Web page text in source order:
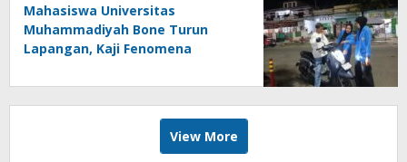
Mahasiswa Universitas
Muhammadiyah Bone Turun
Lapangan, Kaji Fenomena
melalui Riset FOTOFOBIA
View More